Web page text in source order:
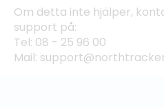
Om detta inte hjälper,
support på:
Tel: 08 - 25 96 00
Mail: